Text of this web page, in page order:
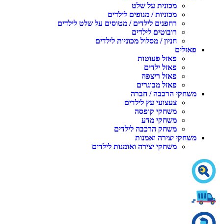
מכונית על שלט
מכוניות / מנופים לילדים
רחפנים לילדים / מטוסים על שלט לילדים
רובוטים לילדים
חניון / מסלול מכוניות לילדים
פאזלים
פאזל פעוטות
פאזל ילדים
פאזל ריצפה
פאזל מבוגרים
משחקי הרכבה / חברה
צעצועי עץ לילדים
משחקי קופסה
משחקי מדע
משחק הרכבה לילדים
משחקי יצירה ואמנות
משחקי יצירה ואומנות לילדים